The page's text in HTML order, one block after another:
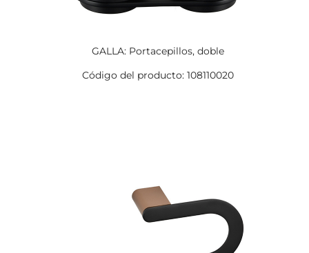
GALLA: Portacepillos, doble
Código del producto: 108110020